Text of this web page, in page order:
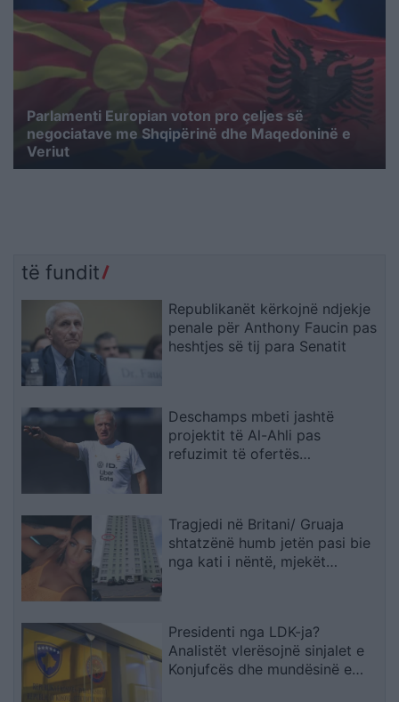
Parlamenti Europian voton pro çeljes së
negociatave me Shqipërinë dhe Maqedoninë e
Veriut
të fundit
Republikanët kërkojnë ndjekje
penale për Anthony Faucin pas
heshtjes së tij para Senatit
Deschamps mbeti jashtë
projektit të Al-Ahli pas
refuzimit të ofertës
Tragjedi në Britani/ Gruaja
shtatzënë humb jetën pasi bie
nga kati i nëntë, mjekët
Presidenti nga LDK-ja?
Analistët vlerësojnë sinjalet e
Konjufcës dhe mundësinë e